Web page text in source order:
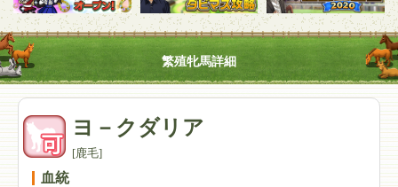
繁殖牝馬詳細
ヨ－クダリア
[鹿毛]
血統